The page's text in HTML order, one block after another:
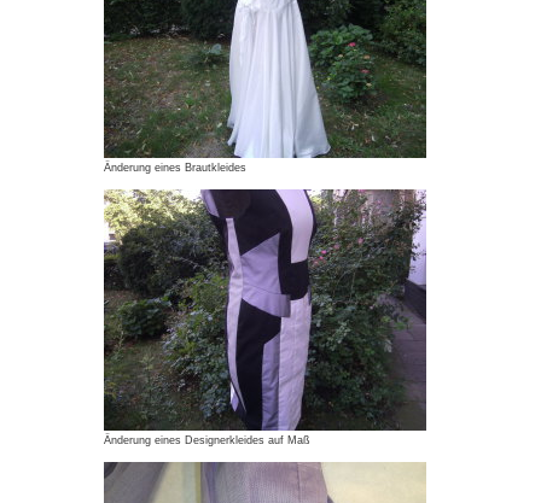
Änderung eines Brautkleides
Änderung eines Designerkleides auf Maß